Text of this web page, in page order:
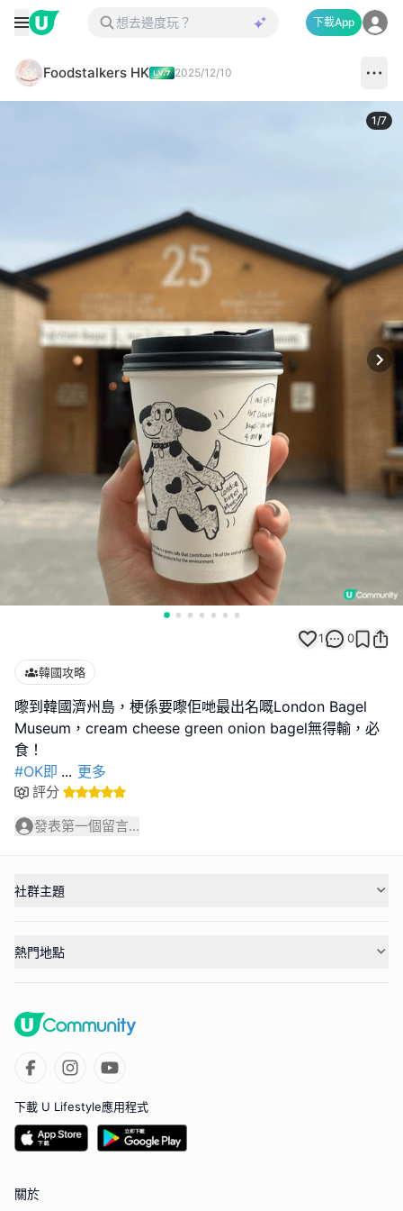
下載App
Foodstalkers HK 2025/12/10
1/7
1 0
韓國攻略
嚟到韓國濟州島，梗係要嚟佢哋最出名嘅London Bagel
Museum，cream cheese green onion bagel無得輸，必
#OK即 ... 更多
評分
發表第一個留言...
社群主題
熱門地點
下載 U Lifestyle應用程式
關於